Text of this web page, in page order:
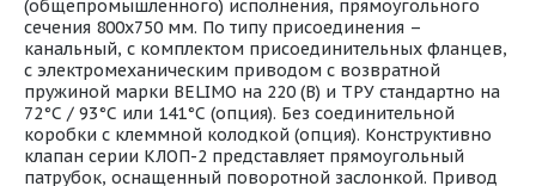
(общепромышленного) исполнения, прямоугольного
сечения 800х750 мм. По типу присоединения –
канальный, с комплектом присоединительных фланцев,
с электромеханическим приводом с возвратной
пружиной марки BELIMO на 220 (В) и ТРУ стандартно на
72°С / 93°С или 141°С (опция). Без соединительной
коробки с клеммной колодкой (опция). Конструктивно
клапан серии КЛОП-2 представляет прямоугольный
патрубок, оснащенный поворотной заслонкой. Привод